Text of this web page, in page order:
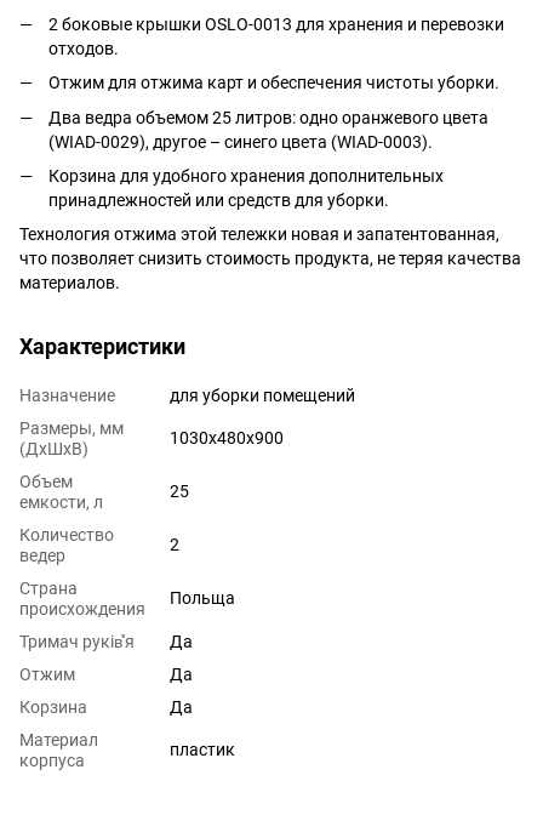
2 боковые крышки OSLO-0013 для хранения и перевозки
отходов.
Отжим для отжима карт и обеспечения чистоты уборки.
Два ведра объемом 25 литров: одно оранжевого цвета
(WIAD-0029), другое – синего цвета (WIAD-0003).
Корзина для удобного хранения дополнительных
принадлежностей или средств для уборки.
Технология отжима этой тележки новая и запатентованная,
что позволяет снизить стоимость продукта, не теряя качества
материалов.
Характеристики
Назначение
для уборки помещений
Размеры, мм
(ДхШхВ)
1030x480x900
Объем
емкости, л
25
Количество
ведер
2
Страна
происхождения
Польща
Тримач руків҆'я
Да
Отжим
Да
Корзина
Да
Материал
корпуса
пластик